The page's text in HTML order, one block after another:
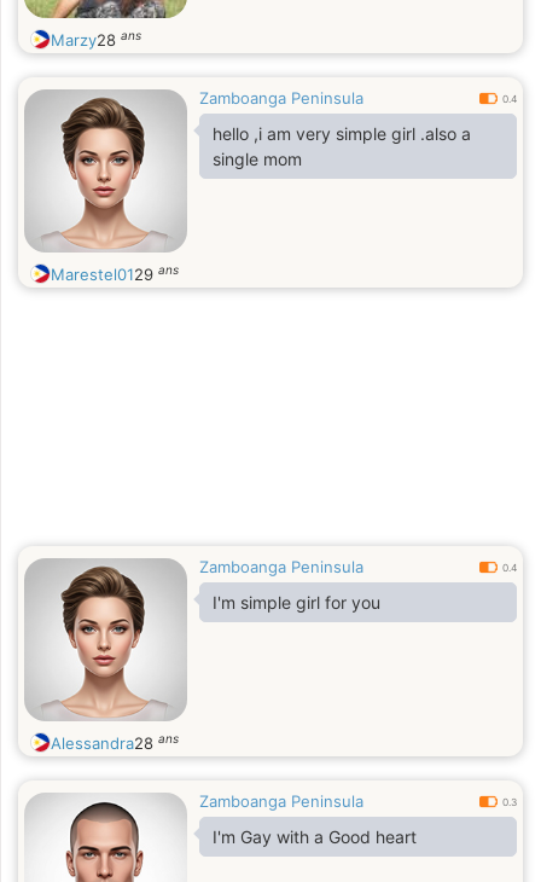
Marzy28 ans
Zamboanga Peninsula 0.4
hello ,i am very simple girl .also a
single mom
Marestel0129 ans
Zamboanga Peninsula 0.4
I'm simple girl for you
Alessandra28 ans
Zamboanga Peninsula 0.3
I'm Gay with a Good heart